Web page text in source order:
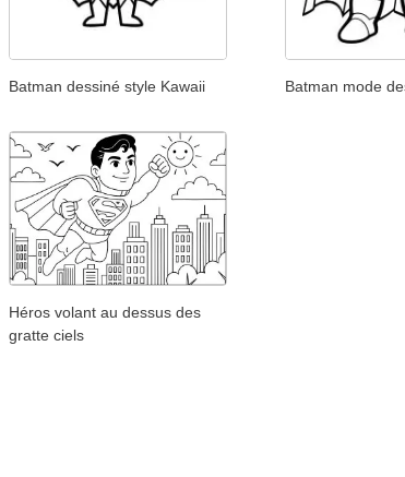
Batman dessiné style Kawaii Batman mode
Héros volant au dessus des
gratte ciels